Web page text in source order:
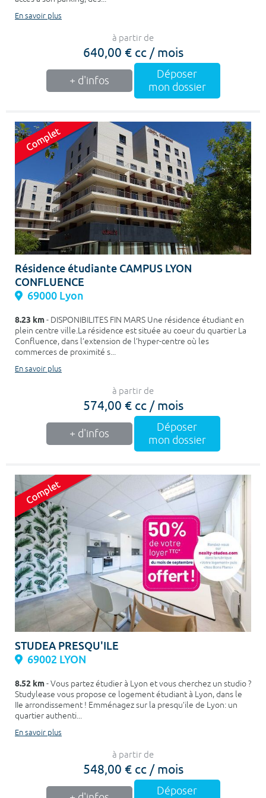
En savoir plus
à partir de
640,00 € cc / mois
+ d'infos
Déposer
mon dossier
Résidence étudiante CAMPUS LYON
CONFLUENCE
69000 Lyon
8.23 km- DISPONIBILITES FIN MARS Une résidence étudiant en
plein centre ville.La résidence est située au coeur du quartier La
Confluence, dans l’extension de l’hyper-centre où les
commerces de proximité s...
En savoir plus
à partir de
574,00 € cc / mois
+ d'infos
Déposer
mon dossier
STUDEA PRESQU'ILE
69002 LYON
8.52 km- Vous partez étudier à Lyon et vous cherchez un studio ?
Studylease vous propose ce logement étudiant à Lyon, dans le
IIe arrondissement ! Emménagez sur la presqu’ile de Lyon: un
quartier authenti...
En savoir plus
à partir de
548,00 € cc / mois
Déposer